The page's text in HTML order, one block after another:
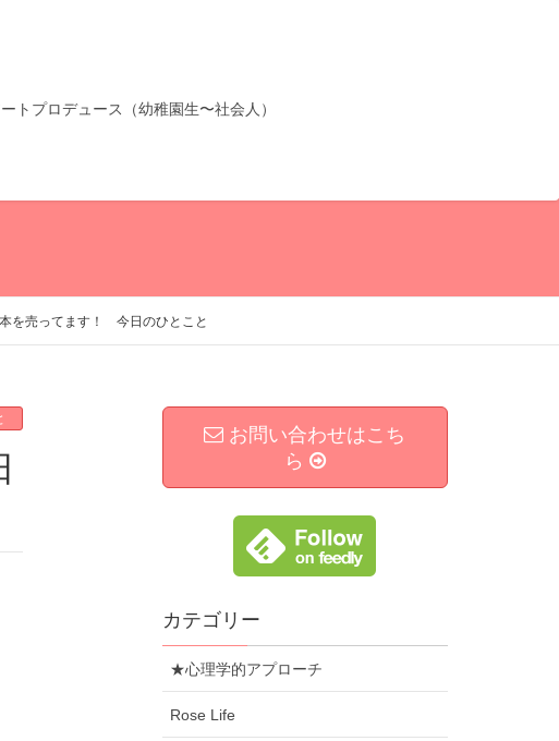
トプロデュース（幼稚園生〜社会人）
を売ってます！ 今日のひとこと
お問い合わせはこち
ら
カテゴリー
★心理学的アプローチ
Rose Life